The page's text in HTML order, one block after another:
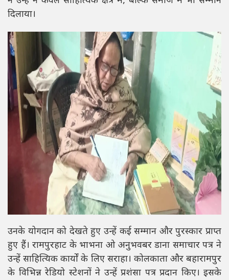
दिलाया।
उनके योगदान को देखते हुए उन्हें कई सम्मान और पुरस्कार प्राप्त
हुए हैं। रामपुरहाट के भाभना ओ अनुभवबर डाना समाचार पत्र ने
उन्हें साहित्यिक कार्यों के लिए सराहा। कोलकाता और बहारामपुर
के विभिन्न रेडियो स्टेशनों ने उन्हें प्रशंसा पत्र प्रदान किए। इसके